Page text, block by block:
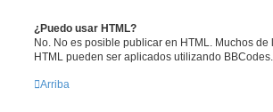
¿Puedo usar HTML?
No. No es posible publicar en HTML. Muchos
HTML pueden ser aplicados utilizando BBCodes.
Arriba